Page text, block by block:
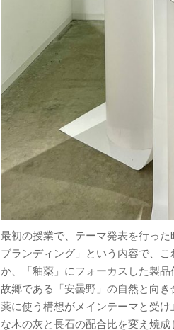
最初の授業で、テーマ発表を行っ
ブランディング」という内容で、
か、「釉薬」にフォーカスした製
故郷である「安曇野」の自然と向
薬に使う構想がメインテーマと受
な木の灰と長石の配合比を変え焼